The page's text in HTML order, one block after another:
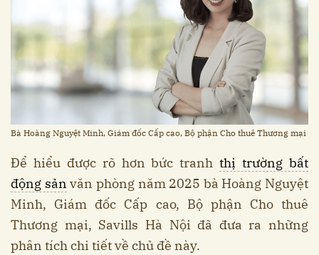
Bà Hoàng Nguyệt Minh, Giám đốc Cấp cao, Bộ phận Cho thuê Thương mại
Để hiểu được rõ hơn bức tranhthị trường bất
động sản văn phòng năm 2025 bà Hoàng Nguyệt
Minh, Giám đốc Cấp cao, Bộ phận Cho thuê
Thương mại, Savills Hà Nội đã đưa ra những
phân tích chi tiết về chủ đề này.